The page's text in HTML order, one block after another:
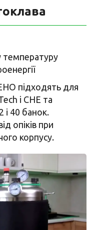
температуру
підходять для
і CHE та
і 40 банок.
опіків при
корпусу.